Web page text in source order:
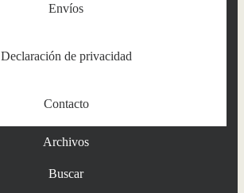
Envíos
Declaración de privacidad
Contacto
Archivos
Buscar